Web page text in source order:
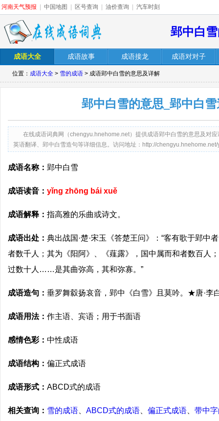
河南天气预报 中国地图 区号查询 油价查询 汽车时刻
郢中白
成语大全 成语故事 成语接龙 成语对对子
位置： 成语大全 > 雪的成语 > 成语郢中白雪的意思及详解
郢中白雪的意思_郢中白
在线成语词典网（chengyu.hnehome.net）提供成语郢中白雪的意思及对
英语翻译、郢中白雪造句等详细信息。访问地址：http://
成语名称： 郢中白雪
成语读音： yǐng zhōng bái xuě
成语解释： 指高雅的乐曲或诗文。
成语出处： 典出战国·楚·宋玉《答楚王问》：“客有歌于郢中
者数千人；其为《阳阿》、《薤露》，国中属而和者数百人
过数十人……是其曲弥高，其和弥寡。”
成语造句： 垂罗舞縠扬哀音，郢中《白雪》且莫吟。★唐·李
成语用法： 作主语、宾语；用于书面语
感情色彩： 中性成语
成语结构： 偏正式成语
成语形式： ABCD式的成语
相关查询： 雪的成语 ABCD式的成语 偏正式成语
带中